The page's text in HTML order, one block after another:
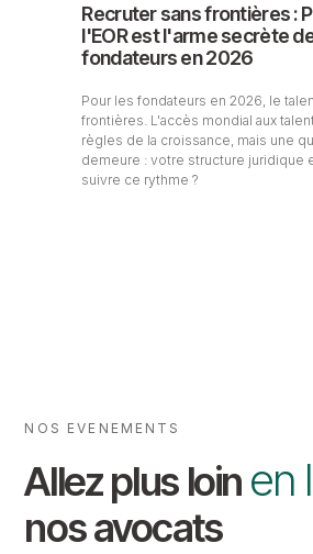
Recruter sans frontières :
l'EOR est l'arme secrète
fondateurs en 2026
Pour les fondateurs en 2026, le
frontières. L'accès mondial aux
règles de la croissance, mais une
demeure : votre structure juridique
suivre ce rythme ?
NOS EVENEMENTS
Allez plus loin en
nos avocats